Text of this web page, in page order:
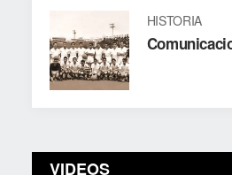
HISTORIA
VIDEOS